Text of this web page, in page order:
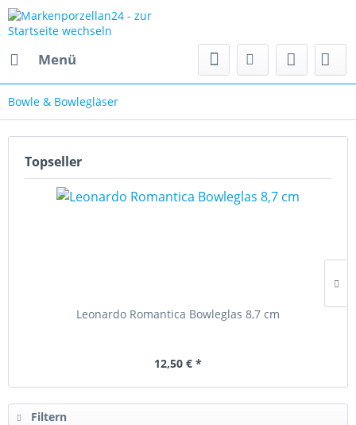
Menü
Bowle & Bowlegläser
Topseller
Leonardo Romantica Bowleglas 8,7 cm
12,50 € *
Filtern